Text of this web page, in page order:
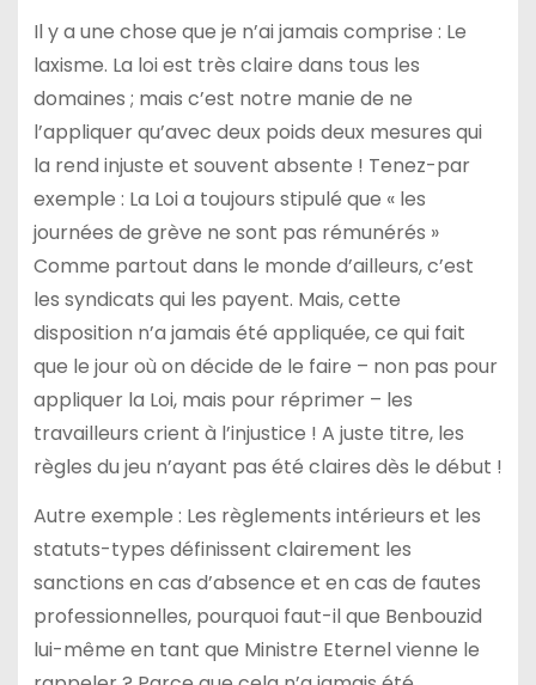
Il y a une chose que je n’ai jamais comprise : Le
laxisme. La loi est très claire dans tous les
domaines ; mais c’est notre manie de ne
l’appliquer qu’avec deux poids deux mesures qui
la rend injuste et souvent absente ! Tenez-par
exemple : La Loi a toujours stipulé que « les
journées de grève ne sont pas rémunérés »
Comme partout dans le monde d’ailleurs, c’est
les syndicats qui les payent. Mais, cette
disposition n’a jamais été appliquée, ce qui fait
que le jour où on décide de le faire – non pas pour
appliquer la Loi, mais pour réprimer – les
travailleurs crient à l’injustice ! A juste titre, les
règles du jeu n’ayant pas été claires dès le début !
Autre exemple : Les règlements intérieurs et les
statuts-types définissent clairement les
sanctions en cas d’absence et en cas de fautes
professionnelles, pourquoi faut-il que Benbouzid
lui-même en tant que Ministre Eternel vienne le